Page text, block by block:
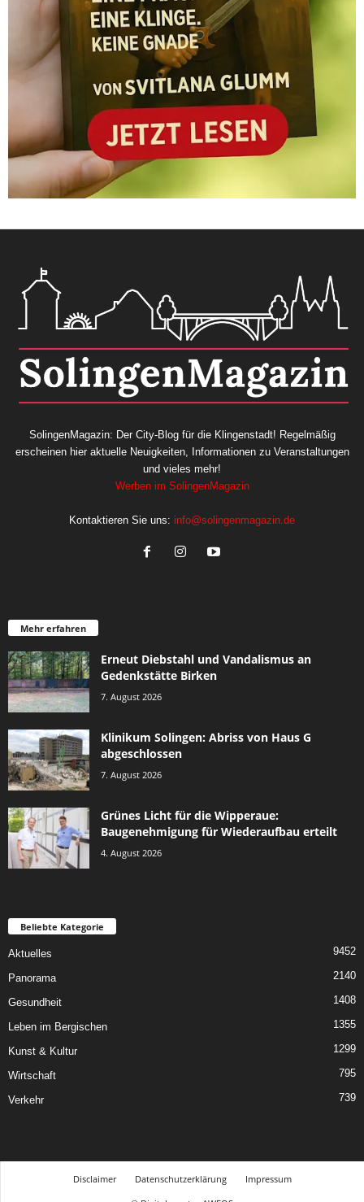
SolingenMagazin: Der City-Blog für die Klingenstadt! Regelmäßig
erscheinen hier aktuelle Neuigkeiten, Informationen zu Veranstaltungen
und vieles mehr!
Werben im SolingenMagazin
Kontaktieren Sie uns: info@solingenmagazin.de
Mehr erfahren
Erneut Diebstahl und Vandalismus an
Gedenkstätte Birken
7. August 2026
Klinikum Solingen: Abriss von Haus G
abgeschlossen
7. August 2026
Grünes Licht für die Wipperaue:
Baugenehmigung für Wiederaufbau erteilt
4. August 2026
Beliebte Kategorie
Aktuelles 9452
Panorama 2140
Gesundheit 1408
Leben im Bergischen 1355
Kunst & Kultur 1299
Wirtschaft 795
Verkehr 739
Disclaimer Datenschutzerklärung
Impressum